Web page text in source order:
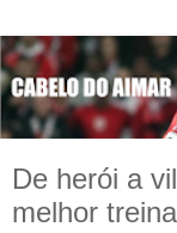
De herói a
melhor